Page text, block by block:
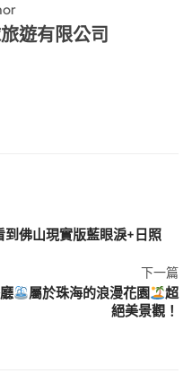
遊有限公司
佛山現實版藍眼淚+日照
下一篇
屬於珠海的浪漫花園
超
絕美景觀！